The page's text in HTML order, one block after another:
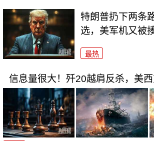
特朗普扔下两条
选，美军机又被
最热
信息量很大！歼20越肩反杀，美